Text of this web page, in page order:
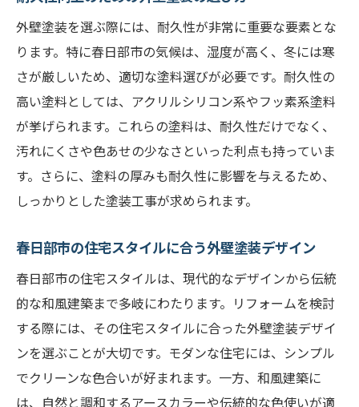
春日部市での塗装事例を参考にする方法
春日部市のリフォームで外壁塗装が持つ効果と
その方法
外壁塗装がもたらす断熱効果
防水効果を高める塗装の選び方
外壁塗装による美観効果とその維持
春日部市の環境に適した塗料の選び方
リフォーム計画における施工手順
最新のリフォーム技術で春日部市の外壁塗装を
成功させる
最新技術を取り入れた外壁塗装のトレンド
エコフレンドリーな塗料とその効果
春日部市の住宅に適した最新塗装技術
高性能塗料の選び方とその特徴
外壁塗装を選ぶ際には、耐久性が非常に重要な要素とな
ります。特に春日部市の気候は、湿度が高く、冬には寒
さが厳しいため、適切な塗料選びが必要です。耐久性の
高い塗料としては、アクリルシリコン系やフッ素系塗料
が挙げられます。これらの塗料は、耐久性だけでなく、
汚れにくさや色あせの少なさといった利点も持っていま
す。さらに、塗料の厚みも耐久性に影響を与えるため、
しっかりとした塗装工事が求められます。
春日部市の住宅スタイルに合う外壁塗装デザイン
春日部市の住宅スタイルは、現代的なデザインから伝統
的な和風建築まで多岐にわたります。リフォームを検討
する際には、その住宅スタイルに合った外壁塗装デザイ
ンを選ぶことが大切です。モダンな住宅には、シンプル
でクリーンな色合いが好まれます。一方、和風建築に
は、自然と調和するアースカラーや伝統的な色使いが適